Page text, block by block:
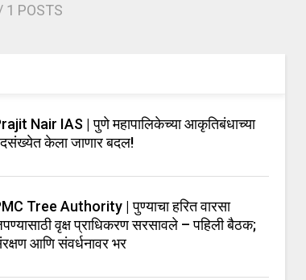
1 POSTS
Nair IAS | पुणे महापालिकेच्या आकृतिबंधाच्या
केला जाणार बदल!
Tree Authority | पुण्याचा हरित वारसा
वृक्ष प्राधिकरण सरसावले – पहिली बैठक;
आणि संवर्धनावर भर